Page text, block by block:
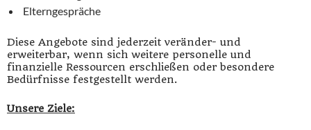
Elterngespräche
Diese Angebote sind jederzeit veränder- und
erweiterbar, wenn sich weitere personelle und
finanzielle Ressourcen erschließen oder besondere
Bedürfnisse festgestellt werden.
Unsere Ziele: